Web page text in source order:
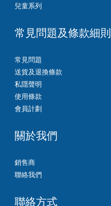
兒童系列
常見問題及條款細則
常見問題
送貨及退換條款
私隱聲明
使用條款
會員計劃
關於我們
銷售商
聯絡我們
聯絡方式